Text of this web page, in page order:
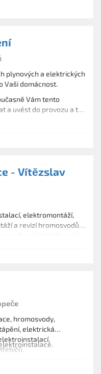
plynových a elektrických
Vaši domácnost.
Vám tento
a uvést do provozu a to
- Vítězslav
elektromontáží,
a revizí hromosvodů,
hromosvody,
elektrická